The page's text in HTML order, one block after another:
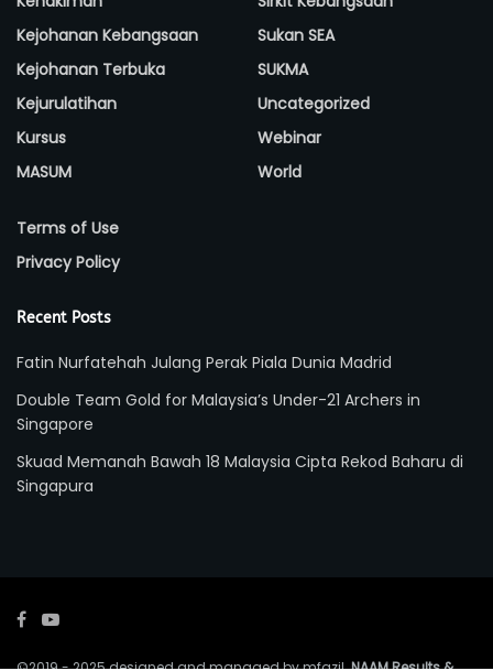
Kejohanan Kebangsaan
Kejohanan Terbuka
Kejurulatihan
Kursus
MASUM
Sukan SEA
SUKMA
Uncategorized
Webinar
World
Terms of Use
Privacy Policy
Recent Posts
Fatin Nurfatehah Julang Perak Piala Dunia Madrid
Double Team Gold for Malaysia’s Under-21 Archers in
Singapore
Skuad Memanah Bawah 18 Malaysia Cipta Rekod Baharu di
Singapura
©2019 - 2025 designed and managed by mfazil.NAAM Results &